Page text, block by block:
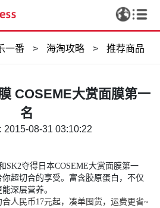
一番 > 海淘攻略 > 推荐商品
COSEME大赏面膜第一
名
2015-08-31 03:10:22
SK2夺得日本COSEME大赏面膜第一
超切合的享受。富含胶原蛋白，不仅
深层营养。
合人民币17元起，凑单囤货，运费更省~